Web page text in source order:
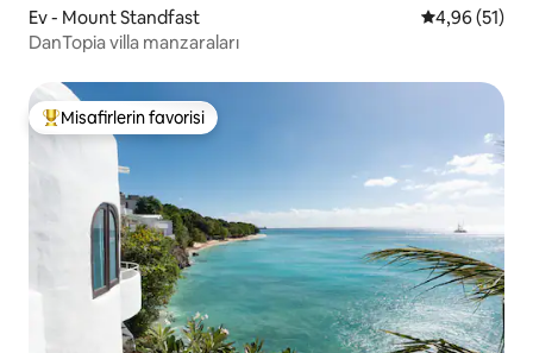
Ev - Mount Standfast 5 üzerinden
4,96 (51)
DanTopia villa manzaraları
Misafirlerin favorilerinden en beğenilenler arasında
Misafirlerin favorisi